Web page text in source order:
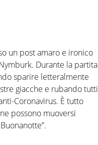
un post amaro e ironico
Durante la partita
sparire letteralmente
giacche e rubando tutti
Coronavirus. È tutto
possono muoversi